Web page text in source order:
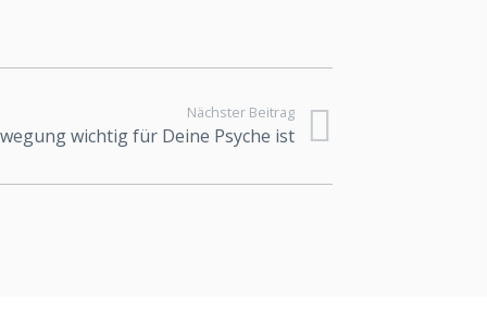
Nächster Beitrag
wichtig für Deine Psyche ist